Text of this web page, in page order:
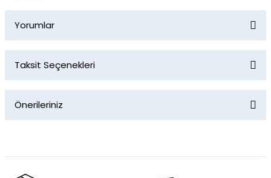
Yorumlar
Taksit Seçenekleri
Önerileriniz
kullanarak tarafımıza iletebilirsiniz.
Görüş ve önerileriniz için teşekkür ederiz.